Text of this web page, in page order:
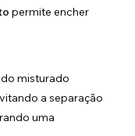
permite encher
misturado
a separação
uma